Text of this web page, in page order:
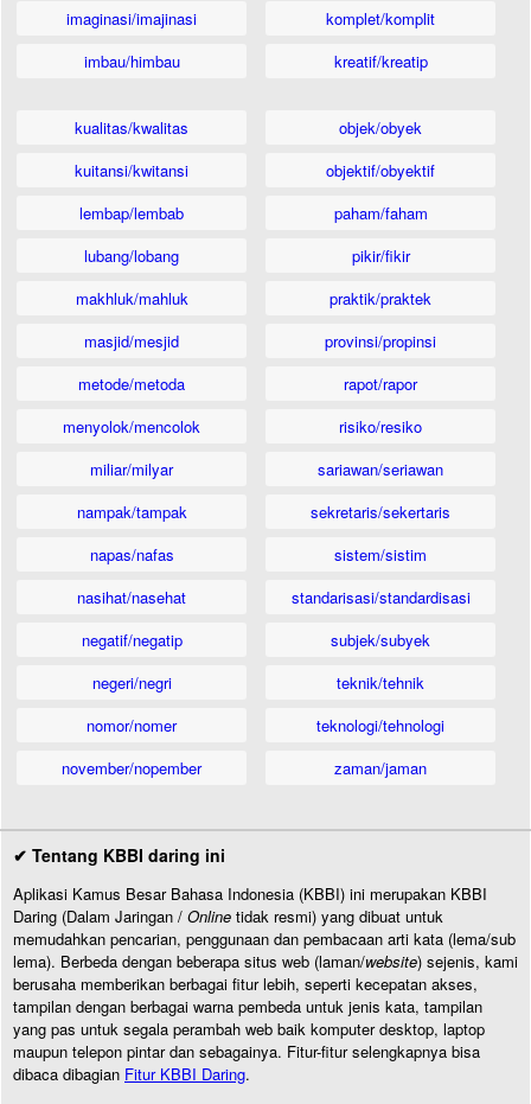
imaginasi/imajinasi
imbau/himbau
komplet/komplit
kreatif/kreatip
kualitas/kwalitas
kuitansi/kwitansi
lembap/lembab
lubang/lobang
makhluk/mahluk
masjid/mesjid
metode/metoda
menyolok/mencolok
miliar/milyar
nampak/tampak
napas/nafas
nasihat/nasehat
negatif/negatip
negeri/negri
nomor/nomer
november/nopember
objek/obyek
objektif/obyektif
paham/faham
pikir/fikir
praktik/praktek
provinsi/propinsi
rapot/rapor
risiko/resiko
sariawan/seriawan
sekretaris/sekertaris
sistem/sistim
standarisasi/standardisasi
subjek/subyek
teknik/tehnik
teknologi/tehnologi
zaman/jaman
✔ Tentang KBBI daring ini
Aplikasi Kamus Besar Bahasa Indonesia (KBBI) ini merupakan KBBI
Daring (Dalam Jaringan / Online tidak resmi) yang dibuat untuk
memudahkan pencarian, penggunaan dan pembacaan arti kata (lema/sub
lema). Berbeda dengan beberapa situs web (laman/website) sejenis, kami
berusaha memberikan berbagai fitur lebih, seperti kecepatan akses,
tampilan dengan berbagai warna pembeda untuk jenis kata, tampilan
yang pas untuk segala perambah web baik komputer desktop, laptop
maupun telepon pintar dan sebagainya. Fitur-fitur selengkapnya bisa
dibaca dibagian Fitur KBBI Daring.